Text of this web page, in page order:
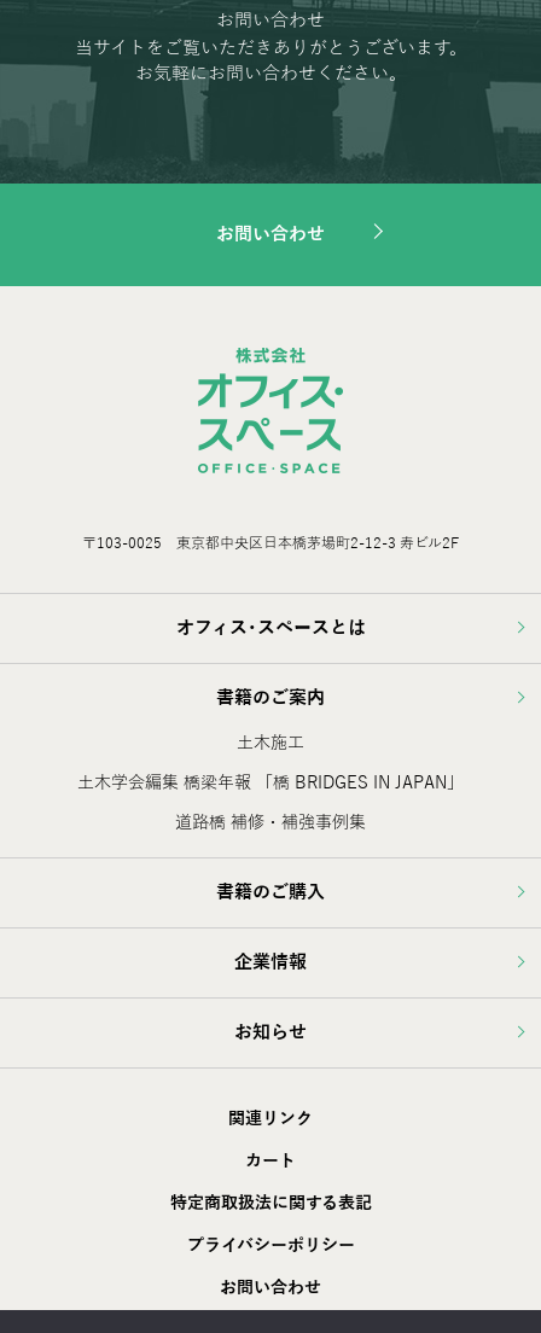
お問い合わせ
当サイトをご覧いただきありがとうございます。
お気軽にお問い合わせください。
お問い合わせ
〒103-0025 東京都中央区日本橋茅場町2-12-3 寿ビル2F
オフィス･スペースとは
書籍のご案内
土木施工
土木学会編集 橋梁年報 「橋 BRIDGES IN JAPAN」
道路橋 補修・補強事例集
書籍のご購入
企業情報
お知らせ
関連リンク
カート
特定商取扱法に関する表記
プライバシーポリシー
お問い合わせ